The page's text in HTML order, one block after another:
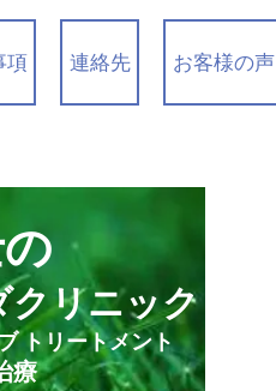
項 連絡先 お客様の声
クリニック
トリートメント
療